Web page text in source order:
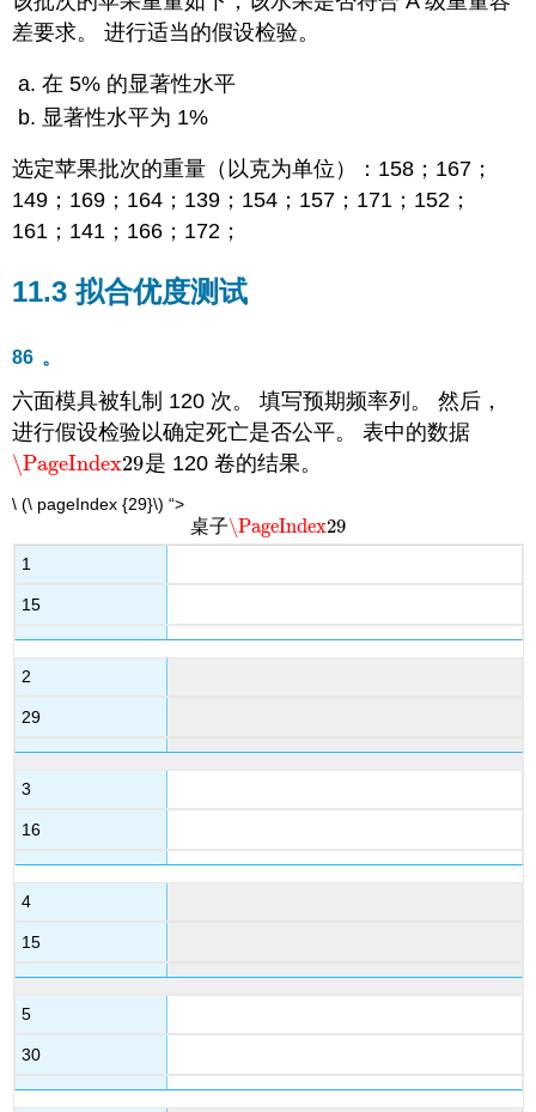
差要求。 进行适当的假设检验。
在 5% 的显著性水平
显著性水平为 1%
选定苹果批次的重量（以克为单位）：158；167；
149；169；164；139；154；157；171；152；
161；141；166；172；
11.3 拟合优度测试
86 。
六面模具被轧制 120 次。 填写预期频率列。 然后，
进行假设检验以确定死亡是否公平。 表中的数据
\PageIndex29
\PageIndex29是 120 卷的结果。
\ (\ pageIndex {29}\) “>
桌子\PageIndex29
\PageIndex29
1
15
2
29
3
16
4
15
5
30